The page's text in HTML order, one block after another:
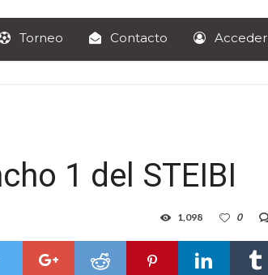
Torneo Contacto Acceder
1 del STEIBI
0
1,098